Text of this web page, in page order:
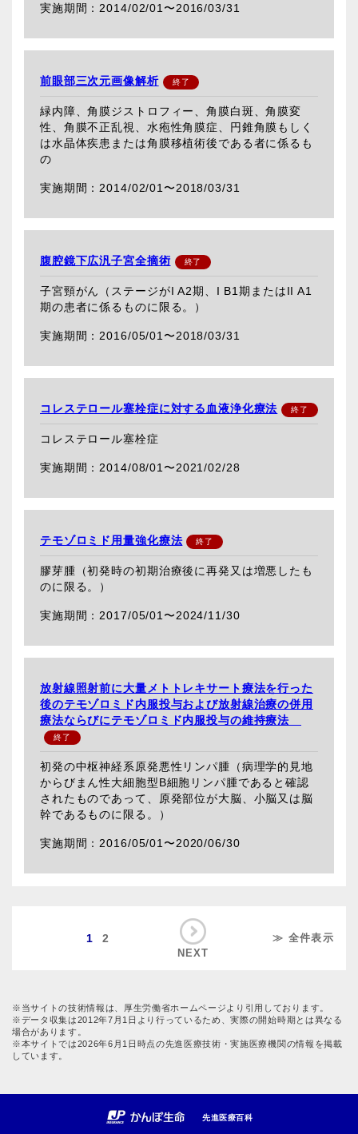
2014/02/01〜2016/03/31
前眼部三次元画像解析
緑内障、角膜ジストロフィー、角膜白斑、角膜変
性、角膜不正乱視、水疱性角膜症、円錐角膜もしく
は水晶体疾患または角膜移植術後である者に係るも
の
2014/02/01〜2018/03/31
腹腔鏡下広汎子宮全摘術
子宮頸がん（ステージがI A2期、I B1期またはII A1
期の患者に係るものに限る。）
2016/05/01〜2018/03/31
コレステロール塞栓症に対する血液浄化療法
コレステロール塞栓症
2014/08/01〜2021/02/28
テモゾロミド用量強化療法
膠芽腫（初発時の初期治療後に再発又は増悪したも
のに限る。）
2017/05/01〜2024/11/30
放射線照射前に大量メトトレキサート療法を行った
後のテモゾロミド内服投与および放射線治療の併用
療法ならびにテモゾロミド内服投与の維持療法
初発の中枢神経系原発悪性リンパ腫（病理学的見地
からびまん性大細胞型B細胞リンパ腫であると確認
されたものであって、原発部位が大脳、小脳又は脳
幹であるものに限る。）
2016/05/01〜2020/06/30
1 2
NEXT
≫ 全件表示
※当サイトの技術情報は、厚生労働省ホームページより引用しております。
※データ収集は2012年7月1日より行っているため、実際の開始時期とは異なる
場合があります。
※本サイトでは2026年6月1日時点の先進医療技術・実施医療機関の情報を掲載
しています。
先進医療百科